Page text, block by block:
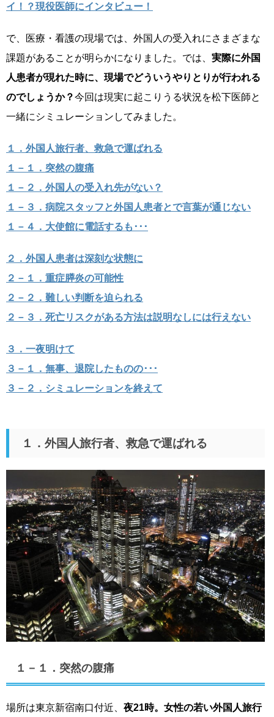
イ！？現役医師にインタビュー！
で、医療・看護の現場では、外国人の受入れにさまざまな
課題があることが明らかになりました。では、 実際に外国
人患者が現れた時に、現場でどういうやりとりが行われる
のでしょうか？今回は現実に起こりうる状況を松下医師と
一緒にシミュレーションしてみました。
１．外国人旅行者、救急で運ばれる
１－１．突然の腹痛
１－２．外国人の受入れ先がない？
１－３．病院スタッフと外国人患者とで言葉が通じない
１－４．大使館に電話するも･･･
２．外国人患者は深刻な状態に
２－１．重症膵炎の可能性
２－２．難しい判断を迫られる
２－３．死亡リスクがある方法は説明なしには行えない
３．一夜明けて
３－１．無事、退院したものの･･･
３－２．シミュレーションを終えて
１．外国人旅行者、救急で運ばれる
１－１．突然の腹痛
場所は東京新宿南口付近、 夜21時。女性の若い外国人旅行